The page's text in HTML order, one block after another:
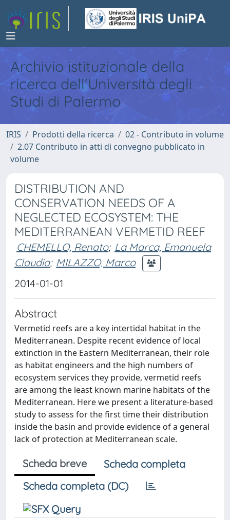
Archivio istituzionale della
ricerca dell'Università degli
Studi di Palermo
IRIS Prodotti della ricerca
02 - Contributo in volume
2.07 Contributo in atti di convegno pubblicato in
volume
DISTRIBUTION AND
CONSERVATION NEEDS OF A
NEGLECTED ECOSYSTEM: THE
MEDITERRANEAN VERMETID REEF
CHEMELLO, Renato; La Marca, Emanuela
Claudia; MILAZZO, Marco
2014-01-01
Abstract
Vermetid reefs are a key intertidal habitat in the
Mediterranean. Despite recent evidence of local
extinction in the Eastern Mediterranean, their role
as habitat engineers and the high numbers of
ecosystem services they provide, vermetid reefs
are among the least known marine habitats of the
Mediterranean. Here we present a literature-based
study to assess for the first time their distribution
inside the basin and provide evidence of a general
lack of protection at Mediterranean scale.
Scheda breve
Scheda completa
Scheda completa (DC)